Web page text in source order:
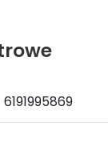
6191995869